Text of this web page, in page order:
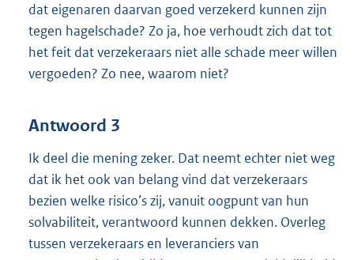
dat eigenaren daarvan goed verzekerd kunnen zijn
tegen hagelschade? Zo ja, hoe verhoudt zich dat tot
het feit dat verzekeraars niet alle schade meer willen
vergoeden? Zo nee, waarom niet?
Antwoord 3
Ik deel die mening zeker. Dat neemt echter niet weg
dat ik het ook van belang vind dat verzekeraars
bezien welke risico’s zij, vanuit oogpunt van hun
solvabiliteit, verantwoord kunnen dekken. Overleg
tussen verzekeraars en leveranciers van